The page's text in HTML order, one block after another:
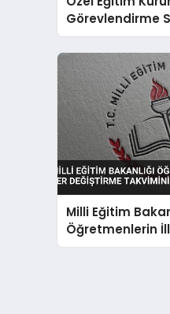
Görevlendirme
Açıklandı
Milli Eğitim
Öğretmenlerin
Değiştirme